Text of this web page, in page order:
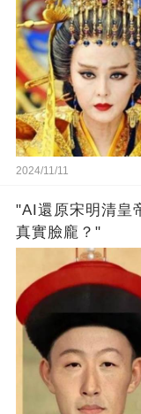
2024/11/11
"AI還原宋明清皇
真實臉龐？"